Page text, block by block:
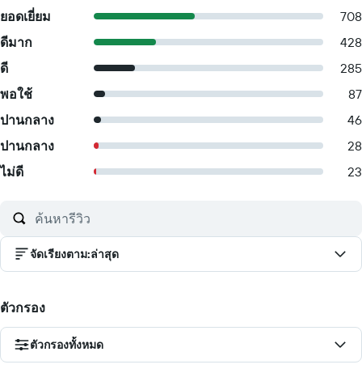
ยอดเยี่ยม
708
ดีมาก
428
ดี
285
พอใช้
87
ปานกลาง
46
ปานกลาง
28
ไม่ดี
23
จัดเรียงตาม:ล่าสุด
ตัวกรอง
ตัวกรองทั้งหมด